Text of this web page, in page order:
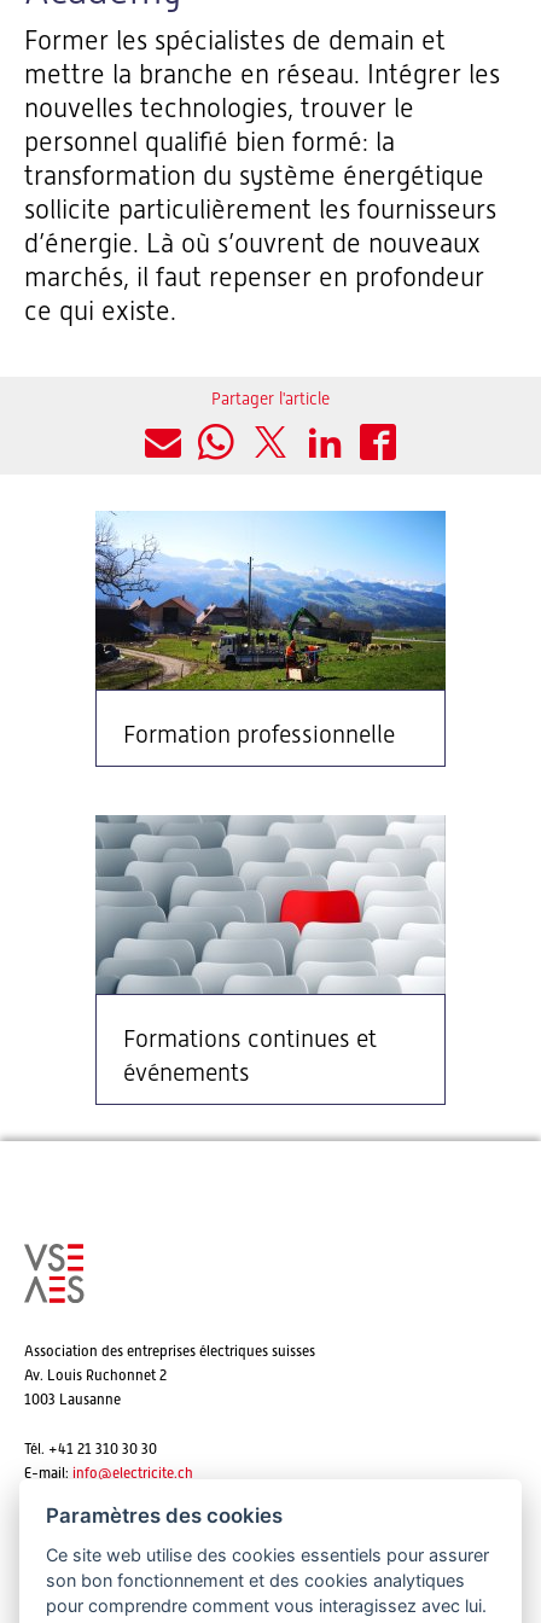
Former les spécialistes de demain et
mettre la branche en réseau. Intégrer les
nouvelles technologies, trouver le
personnel qualifié bien formé: la
transformation du système énergétique
sollicite particulièrement les fournisseurs
d’énergie. Là où s’ouvrent de nouveaux
marchés, il faut repenser en profondeur
ce qui existe.
Partager l'article
Formation professionnelle
Formations continues et
événements
Association des entreprises électriques suisses
Av. Louis Ruchonnet 2
1003 Lausanne
Tél. +41 21 310 30 30
E-mail: info@electricite.ch
S'abonner aux newsletters
Paramètres des cookies
Ce site web utilise des cookies essentiels pour assurer
son bon fonctionnement et des cookies analytiques
pour comprendre comment vous interagissez avec lui.